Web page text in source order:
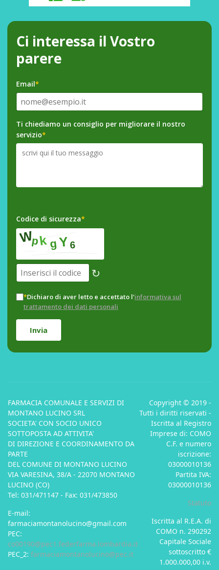
Ci interessa il Vostro
parere
Email*
Ti chiediamo un consiglio per migliorare il nostro
servizio*
Codice di sicurezza*
↻
*Dichiaro di aver letto e accettato l'informativa sul
trattamento dei dati personali
Invia
FARMACIA COMUNALE E SERVIZI DI
MONTANO LUCINO SRL
SOCIETA' CON SOCIO UNICO
SOTTOPOSTA AD ATTIVITA'
DI DIREZIONE E COORDINAMENTO DA
PARTE
DEL COMUNE DI MONTANO LUCINO
VIA VARESINA, 38/A - 22070 MONTANO
LUCINO (CO)
Tel: 031/471147 - Fax: 031/473850
E-mail:
farmaciamontanolucino@gmail.com
PEC:
co00190@pec1.federfarma.lombardia.it
PEC_2: farmaciamontanolucino@pec.it
Copyright © 2019 -
Tutti i diritti riservati -
Iscritta al Registro
Imprese di: COMO
C.F. e numero
iscrizione:
03000010136
Partita IVA:
03000010136
Statuto
Iscritta al R.E.A. di
COMO n. 290292
Capitale Sociale
sottoscritto €
1.000.000,00 i.v.